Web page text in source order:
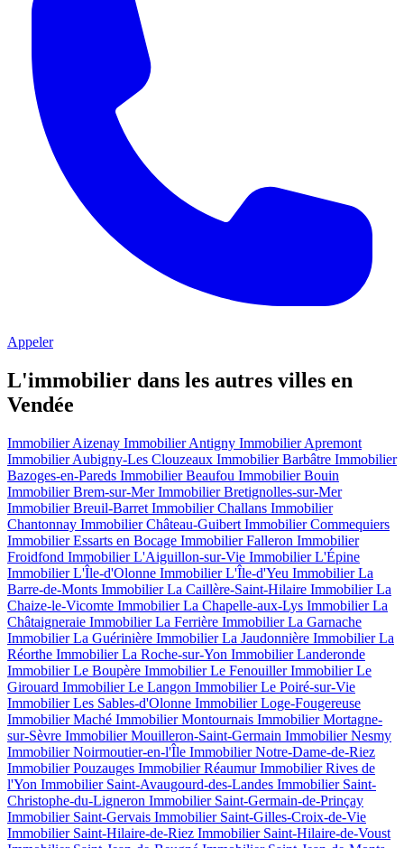
Appeler
L'immobilier dans les autres villes en
Vendée
Immobilier Aizenay Immobilier Antigny Immobilier Apremont
Immobilier Aubigny-Les Clouzeaux Immobilier Barbâtre Immobilier
Bazoges-en-Pareds Immobilier Beaufou Immobilier Bouin
Immobilier Brem-sur-MerImmobilier Bretignolles-sur-Mer
Immobilier Breuil-Barret Immobilier Challans Immobilier
Chantonnay Immobilier Château-Guibert Immobilier Commequiers
Immobilier Essarts en Bocage Immobilier Falleron Immobilier
Froidfond Immobilier L'Aiguillon-sur-Vie Immobilier L'Épine
Immobilier L'Île-d'Olonne Immobilier L'Île-d'Yeu Immobilier La
Barre-de-Monts Immobilier La Caillère-Saint-Hilaire Immobilier La
Chaize-le-Vicomte Immobilier La Chapelle-aux-Lys Immobilier La
Châtaigneraie Immobilier La Ferrière Immobilier La Garnache
Immobilier La Guérinière Immobilier La Jaudonnière Immobilier La
Réorthe Immobilier La Roche-sur-Yon Immobilier Landeronde
Immobilier Le Boupère Immobilier Le FenouillerImmobilier Le
Girouard Immobilier Le Langon Immobilier Le Poiré-sur-Vie
Immobilier Les Sables-d'Olonne Immobilier Loge-Fougereuse
Immobilier Maché Immobilier Montournais Immobilier Mortagne-
sur-Sèvre Immobilier Mouilleron-Saint-Germain Immobilier Nesmy
Immobilier Noirmoutier-en-l'Île Immobilier Notre-Dame-de-Riez
Immobilier Pouzauges Immobilier RéaumurImmobilier Rives de
l'Yon Immobilier Saint-Avaugourd-des-Landes Immobilier Saint-
Christophe-du-Ligneron Immobilier Saint-Germain-de-Prinçay
Immobilier Saint-Gervais Immobilier Saint-Gilles-Croix-de-Vie
Immobilier Saint-Hilaire-de-Riez Immobilier Saint-Hilaire-de-Voust